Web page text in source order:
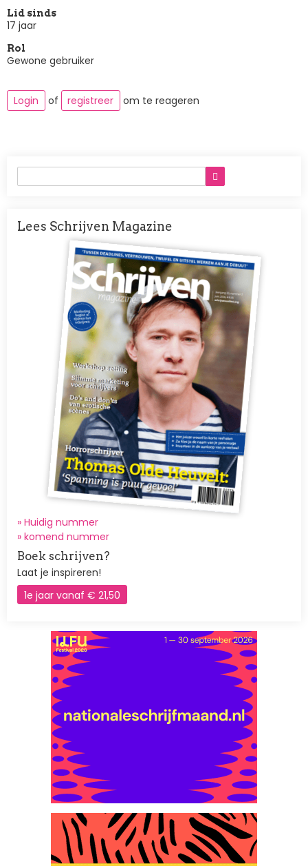
Lid sinds
17 jaar
Rol
Gewone gebruiker
Login of registreer om te reageren
Lees Schrijven Magazine
Afbeelding
» Huidig nummer
» komend nummer
Boek schrijven?
Laat je inspireren!
1e jaar vanaf € 21,50